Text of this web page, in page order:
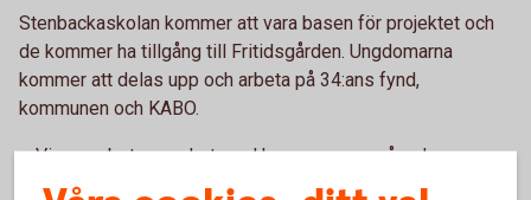
Stenbackaskolan kommer att vara basen för projektet och
de kommer ha tillgång till Fritidsgården. Ungdomarna
kommer att delas upp och arbeta på 34:ans fynd,
kommunen och KABO.
– Vi samarbetar mycket med kommunen angående
feriearbete och vi tyckte att det här var ett bra initiativ och